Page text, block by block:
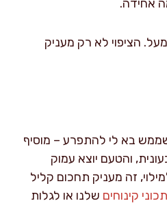
אחידה.
מעל. הציפוי לא רק מעניק
בא לי להתפרע – מוסיף
והטעם יוצא עמוק
זה מעניק תחכום קליל
קינוחים שלנו או לגלות